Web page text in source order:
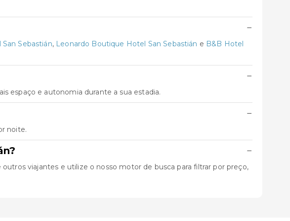
−
Sebastián, Leonardo Boutique Hotel San Sebastián e B&B Hotel
−
espaço e autonomia durante a sua estadia.
−
noite.
−
viajantes e utilize o nosso motor de busca para filtrar por preço,